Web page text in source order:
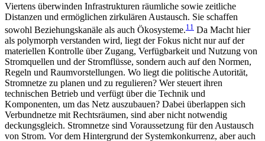
Viertens überwinden Infrastrukturen räumliche sowie zeitliche
Distanzen und ermöglichen zirku­lären Austausch. Sie schaffen
sowohl Beziehungs­kanäle als auch Ökosysteme.11 Da Macht hier
als poly­morph verstanden wird, liegt der Fokus nicht nur auf der
materiellen Kontrolle über Zugang, Verfügbarkeit und Nutzung von
Stromquellen und der Stromflüsse, sondern auch auf den Normen,
Regeln und Raumvorstellungen. Wo liegt die politische Autorität,
Stromnetze zu planen und zu regulieren? Wer steuert ihren
technischen Betrieb und verfügt über die Technik und
Komponenten, um das Netz auszubauen? Dabei überlappen sich
Verbundnetze mit Rechtsräumen, sind aber nicht notwendig
deckungsgleich. Stromnetze sind Voraussetzung für den Austausch
von Strom. Vor dem Hintergrund der Systemkonkurrenz, aber auch